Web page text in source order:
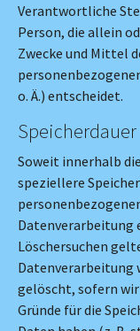
Verantwortliche
Person, die allein
Zwecke und Mittel
o. Ä.) entscheidet.
Speicherdauer
Soweit innerhalb
speziellere
Datenverarbeitung
Löschersuchen
Datenverarbeitung
gelöscht, sofern
Gründe für die